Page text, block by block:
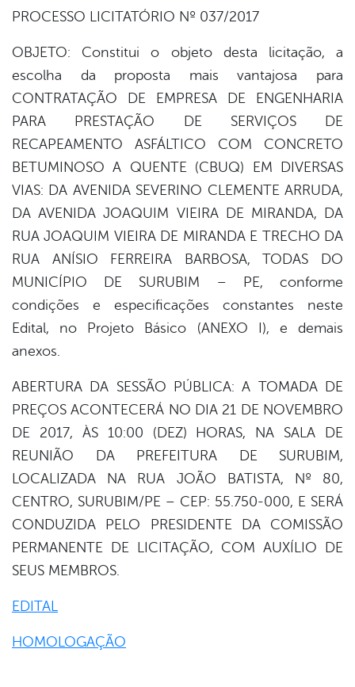
PROCESSO LICITATÓRIO Nº 037/2017
OBJETO: Constitui o objeto desta licitação, a
escolha da proposta mais vantajosa para
CONTRATAÇÃO DE EMPRESA DE ENGENHARIA
PARA PRESTAÇÃO DE SERVIÇOS DE
RECAPEAMENTO ASFÁLTICO COM CONCRETO
BETUMINOSO A QUENTE (CBUQ) EM DIVERSAS
VIAS: DA AVENIDA SEVERINO CLEMENTE ARRUDA,
DA AVENIDA JOAQUIM VIEIRA DE MIRANDA, DA
RUA JOAQUIM VIEIRA DE MIRANDA E TRECHO DA
RUA ANÍSIO FERREIRA BARBOSA, TODAS DO
MUNICÍPIO DE SURUBIM – PE, conforme
condições e especificações constantes neste
Edital, no Projeto Básico (ANEXO I), e demais
anexos.
ABERTURA DA SESSÃO PÚBLICA: A TOMADA DE
PREÇOS ACONTECERÁ NO DIA 21 DE NOVEMBRO
DE 2017, ÀS 10:00 (DEZ) HORAS, NA SALA DE
REUNIÃO DA PREFEITURA DE SURUBIM,
LOCALIZADA NA RUA JOÃO BATISTA, Nº 80,
CENTRO, SURUBIM/PE – CEP: 55.750-000, E SERÁ
CONDUZIDA PELO PRESIDENTE DA COMISSÃO
PERMANENTE DE LICITAÇÃO, COM AUXÍLIO DE
SEUS MEMBROS.
EDITAL
HOMOLOGAÇÃO